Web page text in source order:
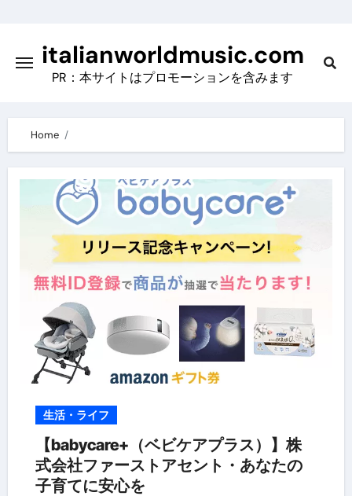
contentitalianworldmusic.com
PR：本サイトはプロモーションを含みます
Home
生活・ライフ
【babycare+（ベビケアプラス）】株
式会社ファーストアセント・あなたの
子育てに安心を